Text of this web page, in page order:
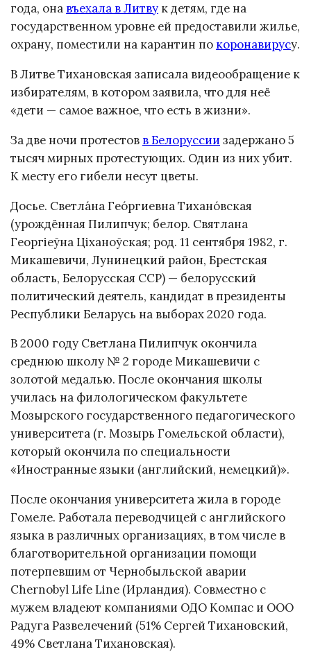
года, она въехала в Литву к детям, где на
государственном уровне ей предоставили жилье,
охрану, поместили на карантин по коронавирусу.
В Литве Тихановская записала видеообращение к
избирателям, в котором заявила, что для неё
«дети — самое важное, что есть в жизни».
За две ночи протестов в Белоруссии задержано 5
тысяч мирных протестующих. Один из них убит.
К месту его гибели несут цветы.
Досье. Светла́на Гео́ргиевна Тихано́вская
(урождённая Пилипчук; белор. Святлана
Георгіеўна Ціханоўская; род. 11 сентября 1982, г.
Микашевичи, Лунинецкий район, Брестская
область, Белорусская ССР) — белорусский
политический деятель, кандидат в президенты
Республики Беларусь на выборах 2020 года.
В 2000 году Светлана Пилипчук окончила
среднюю школу № 2 городе Микашевичи с
золотой медалью. После окончания школы
училась на филологическом факультете
Мозырского государственного педагогического
университета (г. Мозырь Гомельской области),
который окончила по специальности
«Иностранные языки (английский, немецкий)».
После окончания университета жила в городе
Гомеле. Работала переводчицей с английского
языка в различных организациях, в том числе в
благотворительной организации помощи
потерпевшим от Чернобыльской аварии
Chernobyl Life Line (Ирландия). Совместно с
мужем владеют компаниями ОДО Компас и ООО
Радуга Развелечений (51% Сергей Тихановский,
49% Светлана Тихановская).